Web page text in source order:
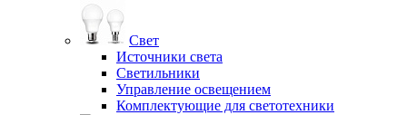
Свет
Источники света
Светильники
Управление освещением
Комплектующие для светотехники